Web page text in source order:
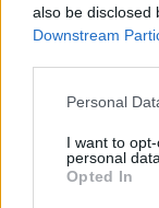
also be disclosed
Downstream
Personal
I want to
personal data.
Opted In
到最后一刻时
赛，让所有网球
5. ATP巡回赛变